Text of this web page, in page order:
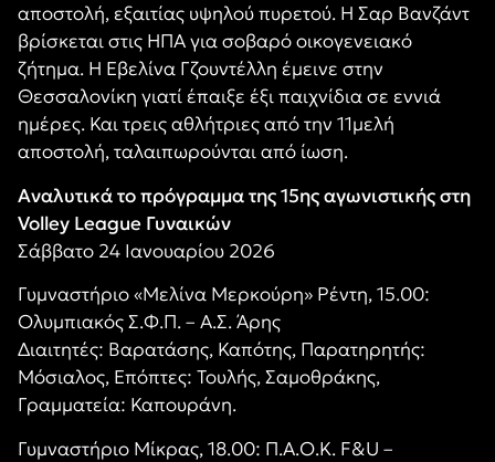
αποστολή, εξαιτίας υψηλού πυρετού. Η Σαρ Βανζάντ
βρίσκεται στις ΗΠΑ για σοβαρό οικογενειακό
ζήτημα. Η Εβελίνα Γζουντέλλη έμεινε στην
Θεσσαλονίκη γιατί έπαιξε έξι παιχνίδια σε εννιά
ημέρες. Και τρεις αθλήτριες από την 11μελή
αποστολή, ταλαιπωρούνται από ίωση.
Αναλυτικά το πρόγραμμα της 15ης αγωνιστικής στη
Volley League Γυναικών
Σάββατο 24 Ιανουαρίου 2026
Γυμναστήριο «Μελίνα Μερκούρη» Ρέντη, 15.00:
Ολυμπιακός Σ.Φ.Π. – Α.Σ. Άρης
Διαιτητές: Βαρατάσης, Καπότης, Παρατηρητής:
Μόσιαλος, Επόπτες: Τουλής, Σαμοθράκης,
Γραμματεία: Καπουράνη.
Γυμναστήριο Μίκρας, 18.00: Π.Α.Ο.Κ. F&U –